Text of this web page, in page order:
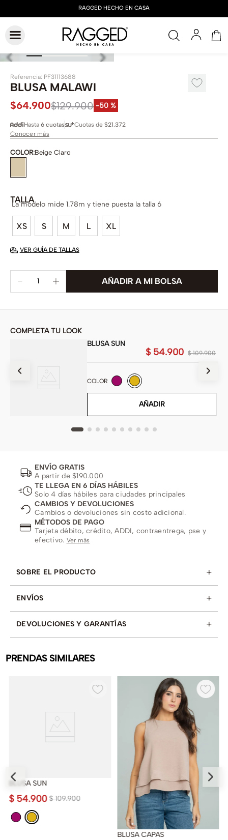
Referencia: PF31113688
BLUSA MALAWI
$64.900$129.900 -50 %
Hasta 6 cuotas Cuotas de $21.372
Conocer más
COLOR:Beige Claro
TALLA
XS S M L XL
La modelo mide 1.78m y tiene puesta la talla 6
VER GUÍA DE TALLAS
COMPLETA TU LOOK
BLUSA SUN
$ 109.900
$ 54.900
COLOR
AÑADIR
ENVÍO GRATIS
A partir de $190.000
TE LLEGA EN 6 DÍAS HÁBILES
Solo 4 días hábiles para ciudades principales
CAMBIOS Y DEVOLUCIONES
Cambios o devoluciones sin costo adicional.
MÉTODOS DE PAGO
Tarjeta débito, crédito, ADDI, contraentrega, pse y
efectivo. Ver más
SOBRE EL PRODUCTO +
ENVÍOS +
DEVOLUCIONES Y GARANTÍAS +
PRENDAS SIMILARES
BLUSA SUN
$ 109.900
$ 54.900
BLUSA CAPAS